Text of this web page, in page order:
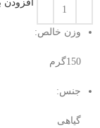
افزودن
وزن خالص:
150گرم
جنس:
گیاهی